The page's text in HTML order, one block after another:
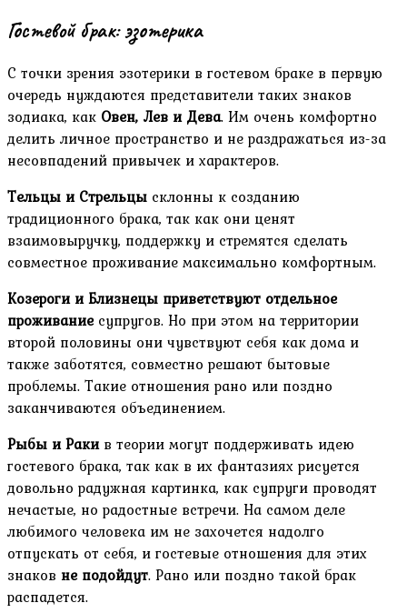
Гостевой брак: эзотерика
С точки зрения эзотерики в гостевом браке в первую
очередь нуждаются представители таких знаков
зодиака, как Овен, Лев и Дева. Им очень комфортно
делить личное пространство и не раздражаться из-за
несовпадений привычек и характеров.
Тельцы и Стрельцы склонны к созданию
традиционного брака, так как они ценят
взаимовыручку, поддержку и стремятся сделать
совместное проживание максимально комфортным.
Козероги и Близнецы приветствуют отдельное
проживаниесупругов. Но при этом на территории
второй половины они чувствуют себя как дома и
также заботятся, совместно решают бытовые
проблемы. Такие отношения рано или поздно
заканчиваются объединением.
Рыбы и Ракив теории могут поддерживать идею
гостевого брака, так как в их фантазиях рисуется
довольно радужная картинка, как супруги проводят
нечастые, но радостные встречи. На самом деле
любимого человека им не захочется надолго
отпускать от себя, и гостевые отношения для этих
знаков не подойдут. Рано или поздно такой брак
распадется.